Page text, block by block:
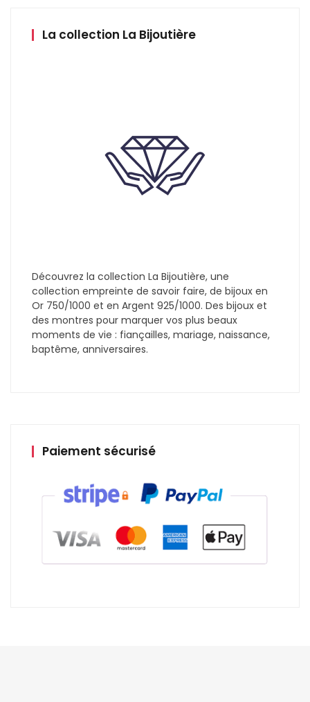
La collection La Bijoutière
Découvrez la collection La Bijoutière, une
collection empreinte de savoir faire, de bijoux en
Or 750/1000 et en Argent 925/1000. Des bijoux et
des montres pour marquer vos plus beaux
moments de vie : fiançailles, mariage, naissance,
baptême, anniversaires.
Paiement sécurisé